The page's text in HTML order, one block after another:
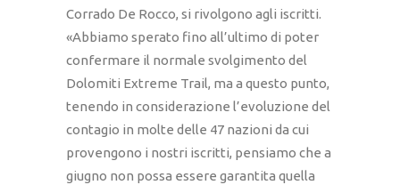
Corrado De Rocco, si rivolgono agli iscritti.
«Abbiamo sperato fino all’ultimo di poter
confermare il normale svolgimento del
Dolomiti Extreme Trail, ma a questo punto,
tenendo in considerazione l’evoluzione del
contagio in molte delle 47 nazioni da cui
provengono i nostri iscritti, pensiamo che a
giugno non possa essere garantita quella